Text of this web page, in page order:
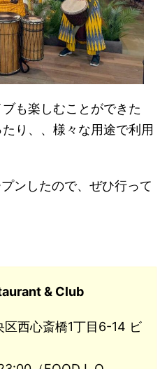
も楽しむことができた
り、、様々な用途で利用
ンしたので、ぜひ行って
& Club
区西心斎橋1丁目6-14 ビ